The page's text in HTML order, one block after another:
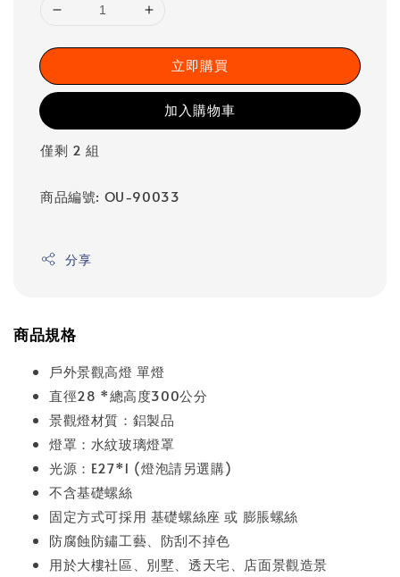
立即購買
加入購物車
僅剩 2 組
商品編號: OU-90033
分享
商品規格
戶外景觀高燈 單燈
直徑28 *總高度300公分
景觀燈材質：鋁製品
燈罩：水紋玻璃燈罩
光源：E27*1 (燈泡請另選購)
不含基礎螺絲
固定方式可採用 基礎螺絲座 或 膨脹螺絲
防腐蝕防鏽工藝、防刮不掉色
用於大樓社區、別墅、透天宅、店面景觀造景